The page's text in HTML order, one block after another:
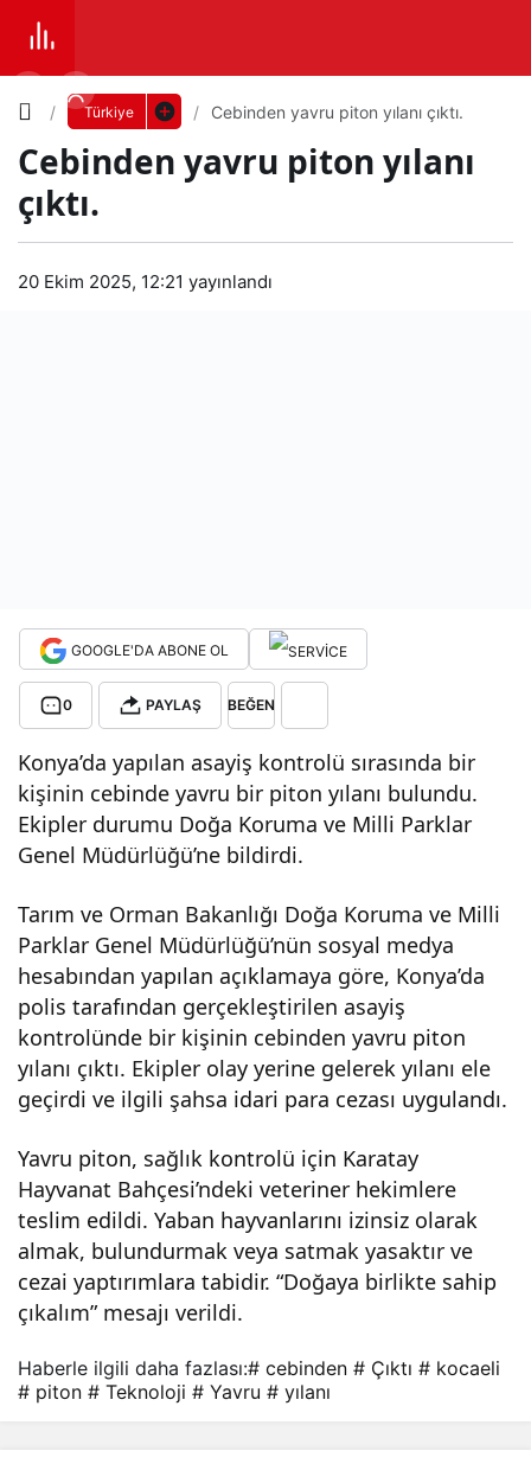
Türkiye Cebinden yavru piton yılanı çıktı.
Cebinden yavru piton yılanı
çıktı.
20 Ekim 2025, 12:21 yayınlandı
GOOGLE'DA ABONE OL
0 PAYLAŞ BEĞEN
Konya’da yapılan asayiş kontrolü sırasında bir
kişinin cebinde yavru bir piton yılanı bulundu.
Ekipler durumu Doğa Koruma ve Milli Parklar
Genel Müdürlüğü’ne bildirdi.
Tarım ve Orman Bakanlığı Doğa Koruma ve Milli
Parklar Genel Müdürlüğü’nün sosyal medya
hesabından yapılan açıklamaya göre, Konya’da
polis tarafından gerçekleştirilen asayiş
kontrolünde bir kişinin cebinden yavru piton
yılanı çıktı. Ekipler olay yerine gelerek yılanı ele
geçirdi ve ilgili şahsa idari para cezası uygulandı.
Yavru piton, sağlık kontrolü için Karatay
Hayvanat Bahçesi’ndeki veteriner hekimlere
teslim edildi. Yaban hayvanlarını izinsiz olarak
almak, bulundurmak veya satmak yasaktır ve
cezai yaptırımlara tabidir. “Doğaya birlikte sahip
çıkalım” mesajı verildi.
Ceb
n
yıla
nı
çıktı
Yazı
Boyutunu
Haberle ilgili daha fazlası:# cebinden # Çıktı # kocaeli
# piton # Teknoloji # Yavru # yılanı